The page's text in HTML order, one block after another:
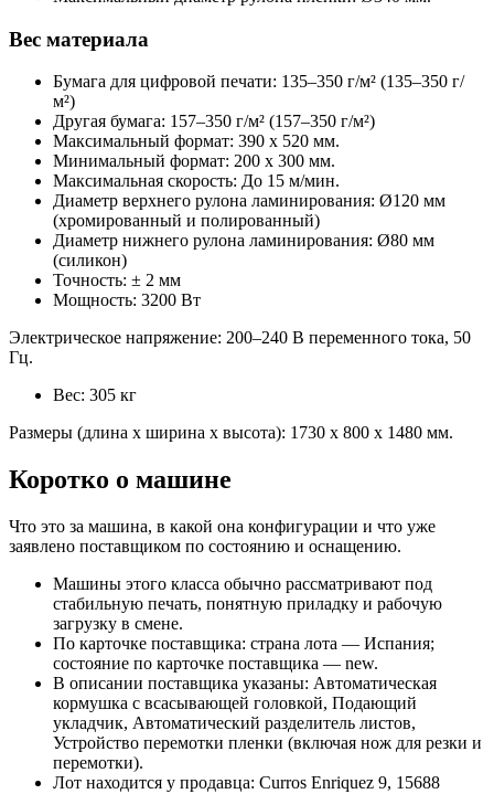
Вес материала
Бумага для цифровой печати: 135–350 г/м² (135–350 г/
м²)
Другая бумага: 157–350 г/м² (157–350 г/м²)
Максимальный формат: 390 х 520 мм.
Минимальный формат: 200 х 300 мм.
Максимальная скорость: До 15 м/мин.
Диаметр верхнего рулона ламинирования: Ø120 мм
(хромированный и полированный)
Диаметр нижнего рулона ламинирования: Ø80 мм
(силикон)
Точность: ± 2 мм
Мощность: 3200 Вт
Электрическое напряжение: 200–240 В переменного тока, 50
Гц.
Вес: 305 кг
Размеры (длина х ширина х высота): 1730 х 800 х 1480 мм.
Коротко о машине
Что это за машина, в какой она конфигурации и что уже
заявлено поставщиком по состоянию и оснащению.
Машины этого класса обычно рассматривают под
стабильную печать, понятную приладку и рабочую
загрузку в смене.
По карточке поставщика: страна лота — Испания;
состояние по карточке поставщика — new.
В описании поставщика указаны: Автоматическая
кормушка с всасывающей головкой, Подающий
укладчик, Автоматический разделитель листов,
Устройство перемотки пленки (включая нож для резки и
перемотки).
Лот находится у продавца: Curros Enriquez 9, 15688